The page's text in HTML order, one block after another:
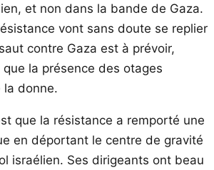
et non dans la bande de Gaza.
vont sans doute se replier
contre Gaza est à prévoir,
la présence des otages
la donne.
que la résistance a remporté une
en déportant le centre de gravité
israélien. Ses dirigeants ont beau